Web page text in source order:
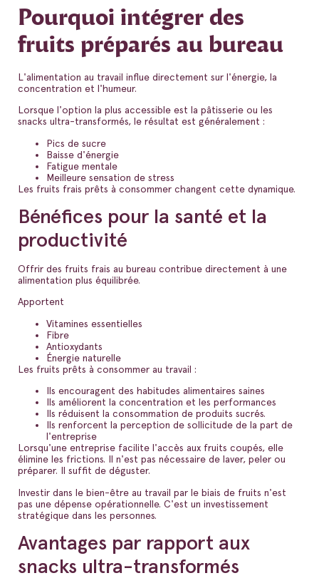
Pourquoi intégrer des
fruits préparés au bureau
L'alimentation au travail influe directement sur l'énergie, la
concentration et l'humeur.
Lorsque l'option la plus accessible est la pâtisserie ou les
snacks ultra-transformés, le résultat est généralement :
Pics de sucre
Baisse d'énergie
Fatigue mentale
Meilleure sensation de stress
Les fruits frais prêts à consommer changent cette dynamique.
Bénéfices pour la santé et la
productivité
Offrir des fruits frais au bureau contribue directement à une
alimentation plus équilibrée.
Apportent
Vitamines essentielles
Fibre
Antioxydants
Énergie naturelle
Les fruits prêts à consommer au travail :
Ils encouragent des habitudes alimentaires saines
Ils améliorent la concentration et les performances
Ils réduisent la consommation de produits sucrés.
Ils renforcent la perception de sollicitude de la part de
l'entreprise
Lorsqu'une entreprise facilite l'accès aux fruits coupés, elle
élimine les frictions. Il n'est pas nécessaire de laver, peler ou
préparer. Il suffit de déguster.
Investir dans le bien-être au travail par le biais de fruits n'est
pas une dépense opérationnelle. C'est un investissement
stratégique dans les personnes.
Avantages par rapport aux
snacks ultra-transformés